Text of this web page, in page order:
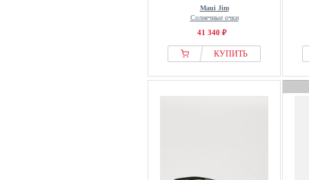
Maui Jim
Солнечные очки
41 340 ₽
КУПИТЬ